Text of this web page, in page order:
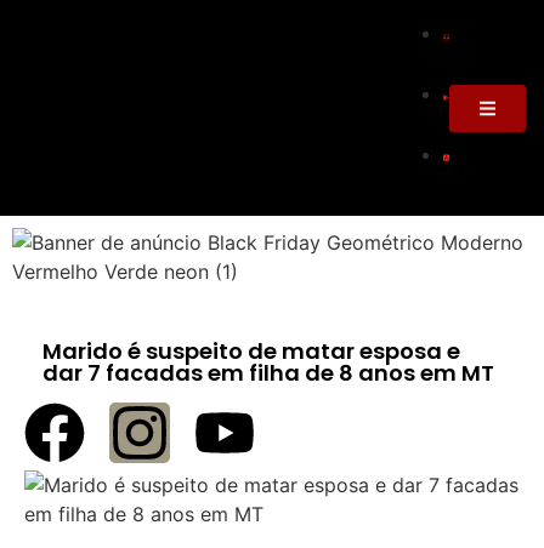
Marido é suspeito de matar esposa e
dar 7 facadas em filha de 8 anos em MT